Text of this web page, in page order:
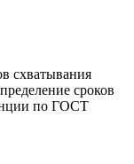
схватывания
сроков
по ГОСТ